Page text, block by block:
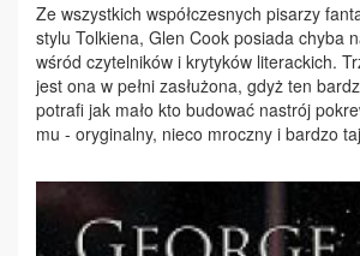
Ze wszyst­kich współ­cze­snych pi­sa­rzy
sty­lu Tol­kie­na, Glen Co­ok po­sia­da chy­ba
wśród czy­tel­ni­ków i kry­ty­ków li­te­rac­kich.
jest ona w peł­ni za­słu­żo­na, gdyż ten
po­tra­fi jak ma­ło kto bu­do­wać na­strój
mu - ory­gi­nal­ny, nie­co mrocz­ny i bar­dzo